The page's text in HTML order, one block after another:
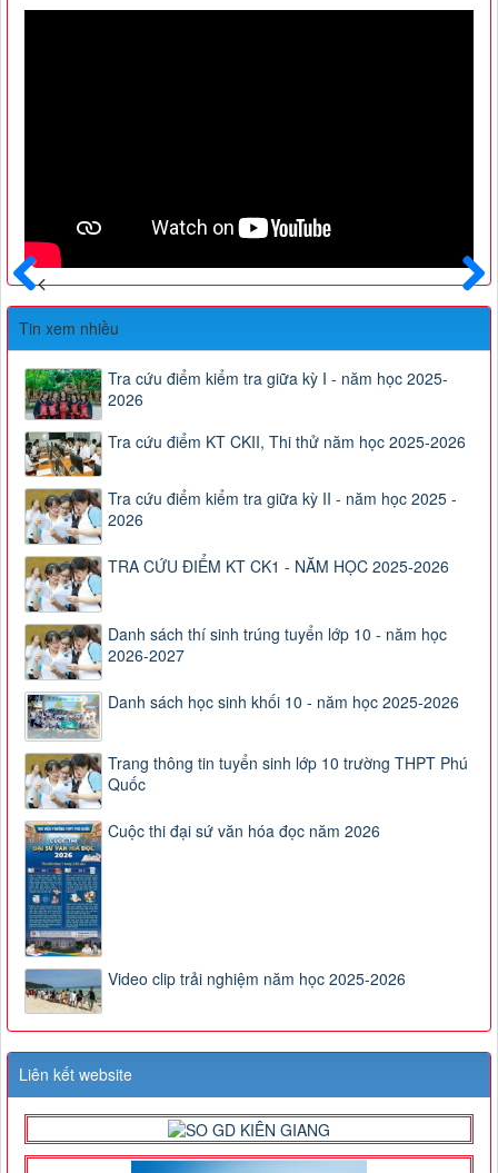
Sau
Trước
Tin xem nhiều
Tra cứu điểm kiểm tra giữa kỳ I - năm học 2025-
2026
Tra cứu điểm KT CKII, Thi thử năm học 2025-2026
Tra cứu điểm kiểm tra giữa kỳ II - năm học 2025 -
2026
TRA CỨU ĐIỂM KT CK1 - NĂM HỌC 2025-2026
Danh sách thí sinh trúng tuyển lớp 10 - năm học
2026-2027
Danh sách học sinh khối 10 - năm học 2025-2026
Trang thông tin tuyển sinh lớp 10 trường THPT Phú
Quốc
Cuộc thi đại sứ văn hóa đọc năm 2026
Video clip trải nghiệm năm học 2025-2026
Liên kết website